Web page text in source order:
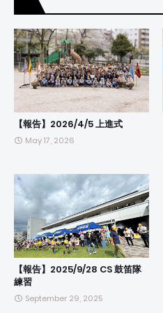
【報告】2026/4/5 上進式
May 17, 2026
【報告】2025/9/28 CS 鼓笛隊
練習
September 29, 2025